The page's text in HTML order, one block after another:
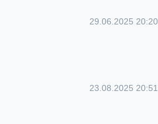
29.06.2025 20:20
23.08.2025 20:51